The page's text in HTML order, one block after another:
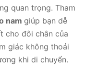
quan trọng. Tham
nam giúp bạn dễ
cho đôi chân của
giác không thoải
khi di chuyển.